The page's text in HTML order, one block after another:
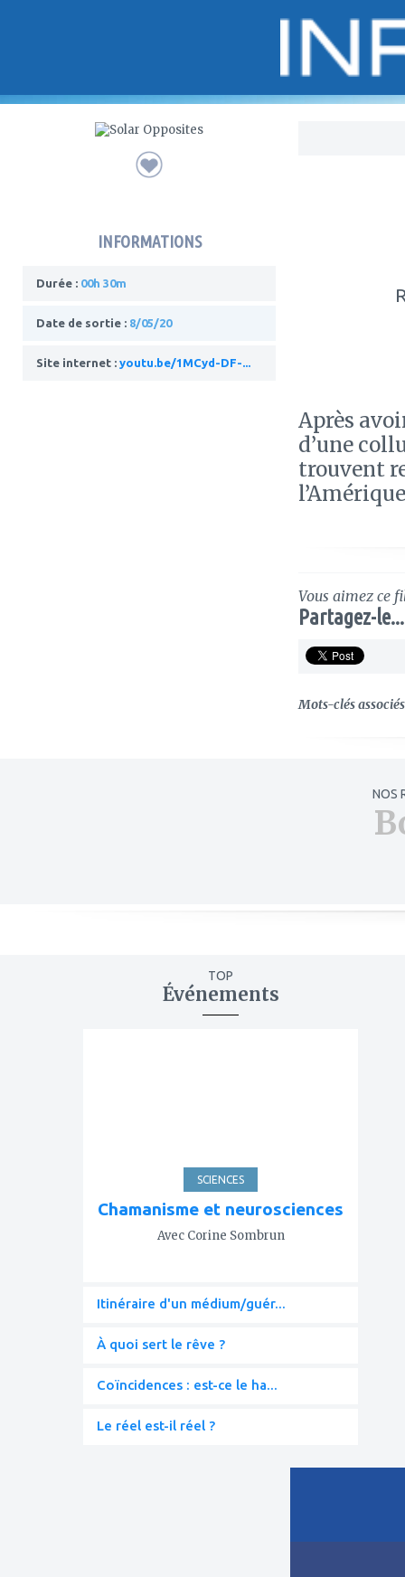
INFORMATIONS
Durée : 00h 30m
Date de sortie : 8/05/20
Site internet : youtu.be/1MCyd-DF-...
Après
d’une
trouvent
Vous aimez ce
Partagez-le...
Mots-clés
NOS
TOP
Événements
SCIENCES
Chamanisme et neurosciences
Avec Corine Sombrun
Itinéraire d'un médium/guér...
À quoi sert le rêve ?
Coïncidences : est-ce le ha...
Le réel est-il réel ?